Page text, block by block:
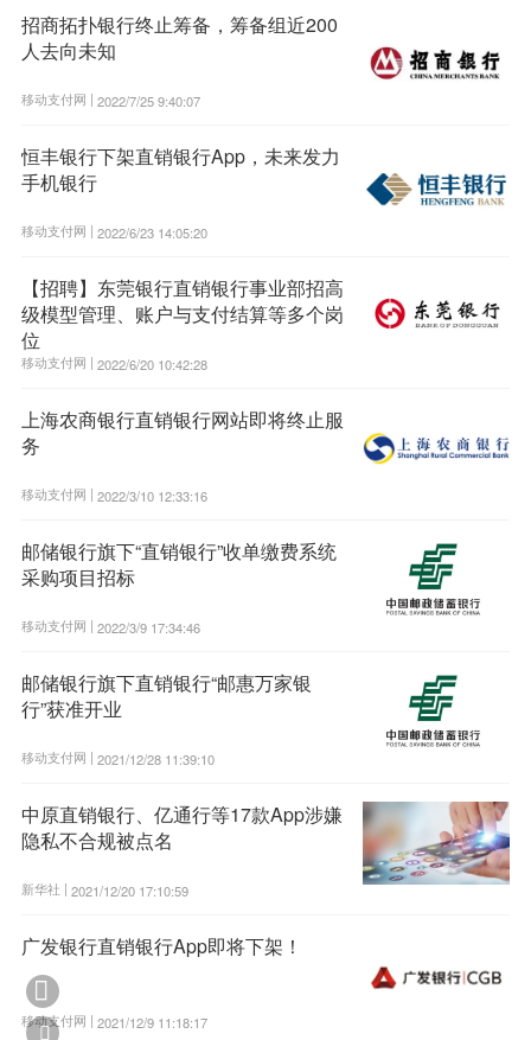
招商拓扑银行终止筹备，筹备组近200
人去向未知
移动支付网 | 2022/7/25 9:40:07
恒丰银行下架直销银行App，未来发力
手机银行
移动支付网 | 2022/6/23 14:05:20
【招聘】东莞银行直销银行事业部招高
级模型管理、账户与支付结算等多个岗
位
移动支付网 | 2022/6/20 10:42:28
上海农商银行直销银行网站即将终止服
务
移动支付网 | 2022/3/10 12:33:16
邮储银行旗下“直销银行”收单缴费系统
采购项目招标
移动支付网 | 2022/3/9 17:34:46
邮储银行旗下直销银行“邮惠万家银
行”获准开业
移动支付网 | 2021/12/28 11:39:10
中原直销银行、亿通行等17款App涉嫌
隐私不合规被点名
新华社 | 2021/12/20 17:10:59
广发银行直销银行App即将下架！
移动支付网 | 2021/12/9 11:18:17

